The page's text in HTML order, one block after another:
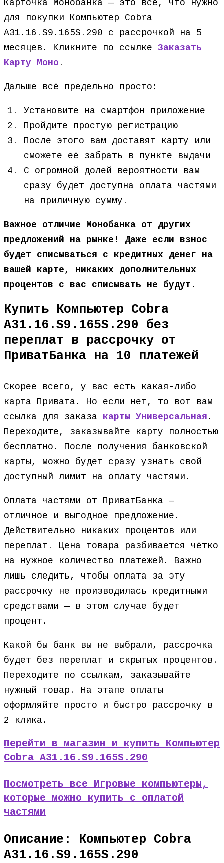
Карточка Монобанка — это всё, что нужно
для покупки Компьютер Cobra
A31.16.S9.165S.290 с рассрочкой на 5
месяцев. Кликните по ссылке Заказать
Карту Моно .
Дальше всё предельно просто:
Установите на смартфон приложение
Пройдите простую регистрацию
После этого вам доставят карту или
сможете её забрать в пункте выдачи
С огромной долей вероятности вам
сразу будет доступна оплата частями
на приличную сумму.
Важное отличие Монобанка от других
предложений на рынке! Даже если взнос
будет списываться с кредитных денег на
вашей карте, никаких дополнительных
процентов с вас списывать не будут.
Купить Компьютер Cobra
A31.16.S9.165S.290 без
переплат в рассрочку от
ПриватБанка на 10 платежей
Скорее всего, у вас есть какая-либо
карта Привата. Но если нет, то вот вам
ссылка для заказа карты Универсальная .
Переходите, заказывайте карту полностью
бесплатно. После получения банковской
карты, можно будет сразу узнать свой
доступный лимит на оплату частями.
Оплата частями от ПриватБанка —
отличное и выгодное предложение.
Действительно никаких процентов или
переплат. Цена товара разбивается чётко
на нужное количество платежей. Важно
лишь следить, чтобы оплата за эту
рассрочку не производилась кредитными
средствами — в этом случае будет
процент.
Какой бы банк вы не выбрали, рассрочка
будет без переплат и скрытых процентов.
Переходите по ссылкам, заказывайте
нужный товар. На этапе оплаты
оформляйте просто и быстро рассрочку в
2 клика.
Перейти в магазин и купить Компьютер
Cobra A31.16.S9.165S.290
Посмотреть все Игровые компьютеры,
которые можно купить с оплатой
частями
Описание: Компьютер Cobra
A31.16.S9.165S.290